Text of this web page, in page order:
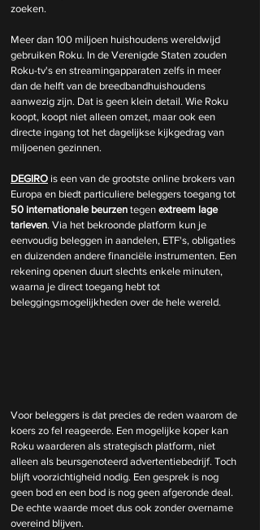
zoeken.
Meer dan 100 miljoen huishoudens wereldwijd
gebruiken Roku. In de Verenigde Staten zouden
Roku-tv's en streamingapparaten zelfs in meer
dan de helft van de breedbandhuishoudens
aanwezig zijn. Dat is geen klein detail. Wie Roku
koopt, koopt niet alleen omzet, maar ook een
directe ingang tot het dagelijkse kijkgedrag van
miljoenen gezinnen.
DEGIRO is een van de grootste online brokers van
Europa en biedt particuliere beleggers toegang tot
50 internationale beurzen tegen extreem lage
tarieven. Via het bekroonde platform kun je
eenvoudig beleggen in aandelen, ETF's, obligaties
en duizenden andere financiële instrumenten. Een
rekening openen duurt slechts enkele minuten,
waarna je direct toegang hebt tot
beleggingsmogelijkheden over de hele wereld.
Voor beleggers is dat precies de reden waarom de
koers zo fel reageerde. Een mogelijke koper kan
Roku waarderen als strategisch platform, niet
alleen als beursgenoteerd advertentiebedrijf. Toch
blijft voorzichtigheid nodig. Een gesprek is nog
geen bod en een bod is nog geen afgeronde deal.
De echte waarde moet dus ook zonder overname
overeind blijven.